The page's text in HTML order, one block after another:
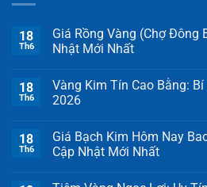
18
Th6
Giá Rồng Vàng (Chợ Đông
Nhật Mới Nhất
18
Th6
Vàng Kim Tín Cao Bằng:
2026
18
Th6
Giá Bạch Kim Hôm Nay
Cập Nhật Mới Nhất